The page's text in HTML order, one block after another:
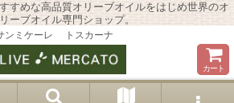
すめな高品質オリーブオイルをはじめ世界のオ
ーブオイル専門ショップ。
ンミケーレ トスカーナ
カート